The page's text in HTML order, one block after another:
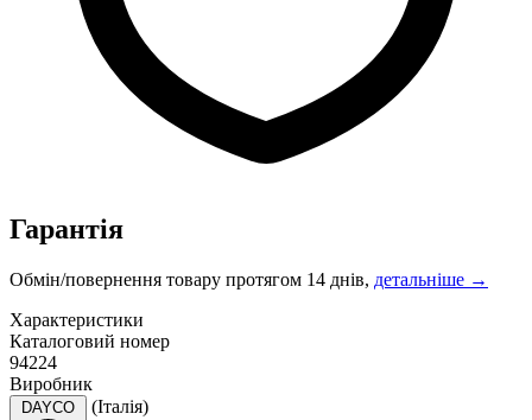
Гарантія
Обмін/повернення товару протягом 14 днів, детальніше →
Характеристики
Каталоговий номер
94224
Виробник
(Італія)